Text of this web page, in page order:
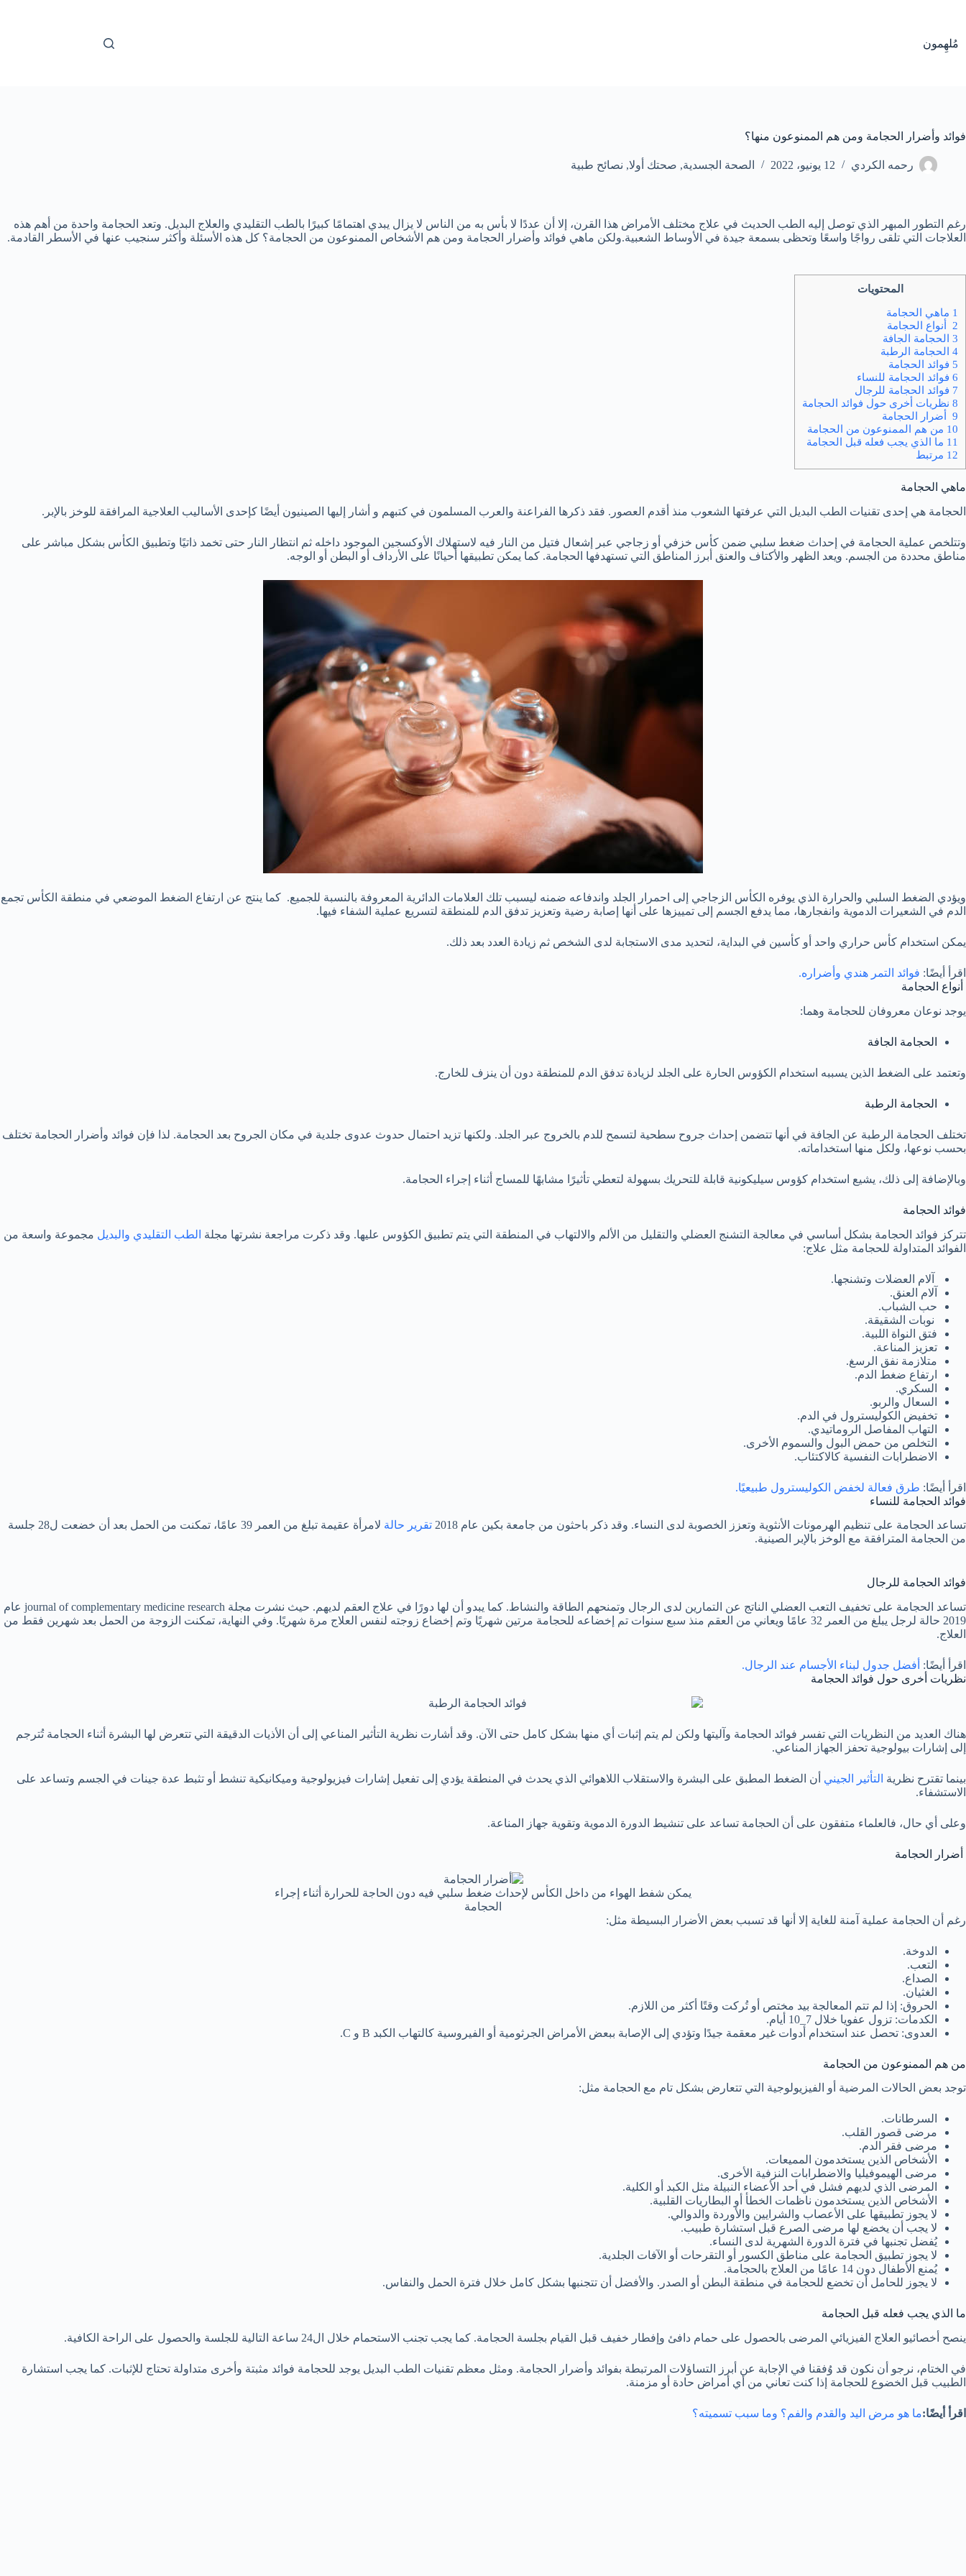
مُلهِمون
فوائد وأضرار الحجامة ومن هم الممنوعون منها؟
رحمه الكردي 12 يونيو، 2022 الصحة الجسدية, صحتك أولا, نصائح طبية
رغم التطور المبهر الذي توصل إليه الطب الحديث في علاج مختلف الأمراض هذا القرن، إلا أن عددًا لا بأس به من الناس لا يزال يبدي اهتمامًا كبيرًا بالطب التقليدي والعلاج البديل. وتعد الحجامة واحدة من أهم هذه
العلاجات التي تلقى رواجًا واسعًا وتحظى بسمعة جيدة في الأوساط الشعبية.ولكن ماهي فوائد وأضرار الحجامة ومن هم الأشخاص الممنوعون من الحجامة؟ كل هذه الأسئلة وأكثر سنجيب عنها في الأسطر القادمة.
المحتويات
1 ماهي الحجامة
2 أنواع الحجامة
3 الحجامة الجافة
4 الحجامة الرطبة
5 فوائد الحجامة
6 فوائد الحجامة للنساء
7 فوائد الحجامة للرجال
8 نظريات أخرى حول فوائد الحجامة
9 أضرار الحجامة
10 من هم الممنوعون من الحجامة
11 ما الذي يجب فعله قبل الحجامة
12 مرتبط
ماهي الحجامة
الحجامة هي إحدى تقنيات الطب البديل التي عرفتها الشعوب منذ أقدم العصور. فقد ذكرها الفراعنة والعرب المسلمون في كتبهم و أشار إليها الصينيون أيضًا كإحدى الأساليب العلاجية المرافقة للوخز بالإبر.
وتتلخص عملية الحجامة في إحداث ضغط سلبي ضمن كأس خزفي أو زجاجي عبر إشعال فتيل من النار فيه لاستهلاك الأوكسجين الموجود داخله ثم انتظار النار حتى تخمد ذاتيًا وتطبيق الكأس بشكل مباشر على
مناطق محددة من الجسم. ويعد الظهر والأكتاف والعنق أبرز المناطق التي تستهدفها الحجامة. كما يمكن تطبيقها أحيانًا على الأرداف أو البطن أو الوجه.
ويؤدي الضغط السلبي والحرارة الذي يوفره الكأس الزجاجي إلى احمرار الجلد واندفاعه ضمنه ليسبب تلك العلامات الدائرية المعروفة بالنسبة للجميع. كما ينتج عن ارتفاع الضغط الموضعي في منطقة الكأس تجمع
الدم في الشعيرات الدموية وانفجارها، مما يدفع الجسم إلى تمييزها على أنها إصابة رضية وتعزيز تدفق الدم للمنطقة لتسريع عملية الشفاء فيها.
يمكن استخدام كأس حراري واحد أو كأسين في البداية، لتحديد مدى الاستجابة لدى الشخص ثم زيادة العدد بعد ذلك.
اقرأ أيضًا: فوائد التمر هندي وأضراره.
أنواع الحجامة
يوجد نوعان معروفان للحجامة وهما:
الحجامة الجافة
وتعتمد على الضغط الذين يسببه استخدام الكؤوس الحارة على الجلد لزيادة تدفق الدم للمنطقة دون أن ينزف للخارج.
الحجامة الرطبة
تختلف الحجامة الرطبة عن الجافة في أنها تتضمن إحداث جروح سطحية لتسمح للدم بالخروج عبر الجلد. ولكنها تزيد احتمال حدوث عدوى جلدية في مكان الجروح بعد الحجامة. لذا فإن فوائد وأضرار الحجامة تختلف
بحسب نوعها، ولكل منها استخداماته.
وبالإضافة إلى ذلك، يشيع استخدام كؤوس سيليكونية قابلة للتحريك بسهولة لتعطي تأثيرًا مشابهًا للمساج أثناء إجراء الحجامة.
فوائد الحجامة
تتركز فوائد الحجامة بشكل أساسي في معالجة التشنج العضلي والتقليل من الألم والالتهاب في المنطقة التي يتم تطبيق الكؤوس عليها. وقد ذكرت مراجعة نشرتها مجلة الطب التقليدي والبديل مجموعة واسعة من
الفوائد المتداولة للحجامة مثل علاج:
آلام العضلات وتشنجها.
آلام العنق.
حب الشباب.
نوبات الشقيقة.
فتق النواة اللبية.
تعزيز المناعة.
متلازمة نفق الرسغ.
ارتفاع ضغط الدم.
السكري.
السعال والربو.
تخفيض الكوليسترول في الدم.
التهاب المفاصل الروماتيدي.
التخلص من حمض البول والسموم الأخرى.
الاضطرابات النفسية كالاكتئاب.
اقرأ أيضًا: طرق فعالة لخفض الكوليسترول طبيعيًا.
فوائد الحجامة للنساء
تساعد الحجامة على تنظيم الهرمونات الأنثوية وتعزز الخصوبة لدى النساء. وقد ذكر باحثون من جامعة بكين عام 2018
تقرير حالة
لامرأة عقيمة تبلغ من العمر 39 عامًا، تمكنت من الحمل بعد أن خضعت ل28 جلسة
من الحجامة المترافقة مع الوخز بالإبر الصينية.
فوائد الحجامة للرجال
تساعد الحجامة على تخفيف التعب العضلي الناتج عن التمارين لدى الرجال وتمنحهم الطاقة والنشاط. كما يبدو أن لها دورًا في علاج العقم لديهم. حيث نشرت مجلة journal of complementary medicine research عام
2019 حالة لرجل يبلغ من العمر 32 عامًا ويعاني من العقم منذ سبع سنوات تم إخضاعه للحجامة مرتين شهريًا وتم إخضاع زوجته لنفس العلاج مرة شهريًا. وفي النهاية، تمكنت الزوجة من الحمل بعد شهرين فقط من
العلاج.
اقرأ أيضًا: أفضل جدول لبناء الأجسام عند الرجال.
نظريات أخرى حول فوائد الحجامة
هناك العديد من النظريات التي تفسر فوائد الحجامة وآليتها ولكن لم يتم إثبات أي منها بشكل كامل حتى الآن. وقد أشارت نظرية التأثير المناعي إلى أن الأذيات الدقيقة التي تتعرض لها البشرة أثناء الحجامة تُترجم
إلى إشارات بيولوجية تحفز الجهاز المناعي.
بينما تقترح نظرية التأثير الجيني أن الضغط المطبق على البشرة والاستقلاب اللاهوائي الذي يحدث في المنطقة يؤدي إلى تفعيل إشارات فيزيولوجية وميكانيكية تنشط أو تثبط عدة جينات في الجسم وتساعد على
الاستشفاء.
وعلى أي حال، فالعلماء متفقون على أن الحجامة تساعد على تنشيط الدورة الدموية وتقوية جهاز المناعة.
أضرار الحجامة
يمكن شفط الهواء من داخل الكأس لإحداث ضغط سلبي فيه دون الحاجة للحرارة أثناء إجراء
الحجامة
رغم أن الحجامة عملية آمنة للغاية إلا أنها قد تسبب بعض الأضرار البسيطة مثل:
الدوخة.
التعب.
الصداع.
الغثيان.
الحروق: إذا لم تتم المعالجة بيد مختص أو تُركت وقتًا أكثر من اللازم.
الكدمات: تزول عفويا خلال 7_10 أيام.
العدوى: تحصل عند استخدام أدوات غير معقمة جيدًا وتؤدي إلى الإصابة ببعض الأمراض الجرثومية أو الفيروسية كالتهاب الكبد B و C.
من هم الممنوعون من الحجامة
توجد بعض الحالات المرضية أو الفيزيولوجية التي تتعارض بشكل تام مع الحجامة مثل:
السرطانات.
مرضى قصور القلب.
مرضى فقر الدم.
الأشخاص الذين يستخدمون المميعات.
مرضى الهيموفيليا والاضطرابات النزفية الأخرى.
المرضى الذي لديهم فشل في أحد الأعضاء النبيلة مثل الكبد أو الكلية.
الأشخاص الذين يستخدمون ناظمات الخطأ أو البطاريات القلبية.
لا يجوز تطبيقها على الأعصاب والشرايين والأوردة والدوالي.
لا يجب أن يخضع لها مرضى الصرع قبل استشارة طبيب.
يُفضل تجنبها في فترة الدورة الشهرية لدى النساء.
لا يجوز تطبيق الحجامة على مناطق الكسور أو التقرحات أو الآفات الجلدية.
يُمنع الأطفال دون 14 عامًا من العلاج بالحجامة.
لا يجوز للحامل أن تخضع للحجامة في منطقة البطن أو الصدر. والأفضل أن تتجنبها بشكل كامل خلال فترة الحمل والنفاس.
ما الذي يجب فعله قبل الحجامة
ينصح أخصائيو العلاج الفيزيائي المرضى بالحصول على حمام دافئ وإفطار خفيف قبل القيام بجلسة الحجامة. كما يجب تجنب الاستحمام خلال ال24 ساعة التالية للجلسة والحصول على الراحة الكافية.
في الختام، نرجو أن نكون قد وُفقنا في الإجابة عن أبرز التساؤلات المرتبطة بفوائد وأضرار الحجامة. ومثل معظم تقنيات الطب البديل يوجد للحجامة فوائد مثبتة وأخرى متداولة تحتاج للإثبات. كما يجب استشارة
الطبيب قبل الخضوع للحجامة إذا كنت تعاني من أي أمراض حادة أو مزمنة.
اقرأ أيضًا:ما هو مرض اليد والقدم والفم؟ وما سبب تسميته؟